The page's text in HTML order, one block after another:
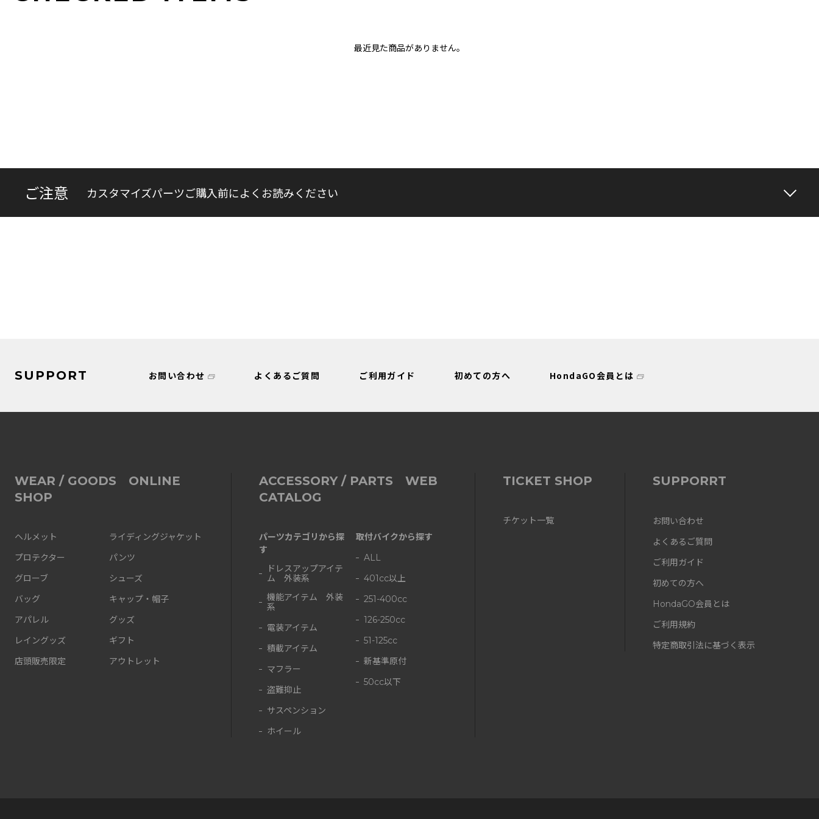
最近見た商品がありません。
ご注意 カスタマイズパーツご購入前によくお読みください
SUPPORT お問い合わせ よくあるご質問 ご利用ガイド 初めての方へ HondaGO会員とは
WEAR / GOODS ONLINE
SHOP
ヘルメット
ライディングジャケット
プロテクター
パンツ
グローブ
シューズ
バッグ
キャップ・帽子
アパレル
グッズ
レイングッズ
ギフト
店頭販売限定
アウトレット
ACCESSORY / PARTS WEB
CATALOG
パーツカテゴリから探
す
ドレスアップアイテ
ム 外装系
機能アイテム 外装
系
電装アイテム
積載アイテム
マフラー
盗難抑止
サスペンション
ホイール
取付バイクから探す
ALL
401cc以上
251-400cc
126-250cc
51-125cc
新基準原付
50cc以下
TICKET SHOP
チケット一覧
SUPPORRT
お問い合わせ
よくあるご質問
ご利用ガイド
初めての方へ
HondaGO会員とは
ご利用規約
特定商取引法に基づく表示